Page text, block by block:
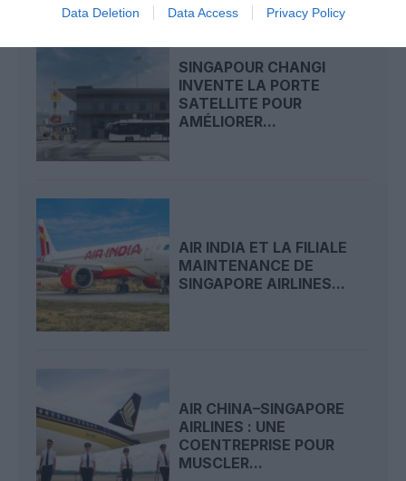
Data Deletion Data Access Privacy Policy
SINGAPOUR CHANGI
INVENTE LA PORTE
SATELLITE POUR
AMÉLIORER...
AIR INDIA ET LA FILIALE
MAINTENANCE DE
SINGAPORE AIRLINES...
AIR CHINA–SINGAPORE
AIRLINES : UNE
COENTREPRISE POUR
MUSCLER...